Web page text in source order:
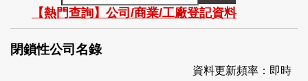
檢
索
【熱門查詢】公司/商業/工廠登記資料
閉鎖性公司名錄
資料更新頻率：即時